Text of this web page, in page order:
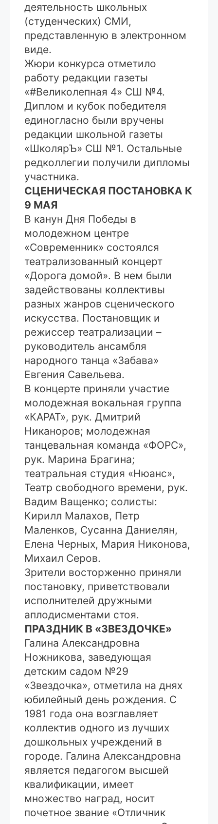
деятельность школьных
(студенческих) СМИ,
представленную в электронном
виде.
Жюри конкурса отметило
работу редакции газеты
«#Великолепная 4» СШ №4.
Диплом и кубок победителя
единогласно были вручены
редакции школьной газеты
«ШколярЪ» СШ №1. Остальные
редколлегии получили дипломы
участника.
СЦЕНИЧЕСКАЯ ПОСТАНОВКА К
9 МАЯ
В канун Дня Победы в
молодежном центре
«Современник» состоялся
театрализованный концерт
«Дорога домой». В нем были
задействованы коллективы
разных жанров сценического
искусства. Постановщик и
режиссер театрализации –
руководитель ансамбля
народного танца «Забава»
Евгения Савельева.
В концерте приняли участие
молодежная вокальная группа
«КАРАТ», рук. Дмитрий
Никаноров; молодежная
танцевальная команда «ФОРС»,
рук. Марина Брагина;
театральная студия «Нюанс»,
Театр свободного времени, рук.
Вадим Ващенко; солисты:
Кирилл Малахов, Петр
Маленков, Сусанна Даниелян,
Елена Черных, Мария Никонова,
Михаил Серов.
Зрители восторженно приняли
постановку, приветствовали
исполнителей дружными
аплодисментами стоя.
ПРАЗДНИК В «ЗВЕЗДОЧКЕ»
Галина Александровна
Ножникова, заведующая
детским садом №29
«Звездочка», отметила на днях
юбилейный день рождения. С
1981 года она возглавляет
коллектив одного из лучших
дошкольных учреждений в
городе. Галина Александровна
является педагогом высшей
квалификации, имеет
множество наград, носит
почетное звание «Отличник